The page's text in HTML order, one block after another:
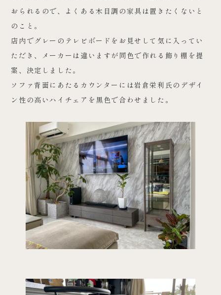
おられるので、よくある木目調の家具は置きたくないと
のこと。
店内でグレーのテレビボードをお見せして気に入ってい
ただき、メーカーは違いますが同色で作れる飾り棚を提
案、決定しました。
ソファ背面にあたるカウンターには岩倉栄利氏のデザイ
ン性の高いハイチェアを黒色で合わせました。